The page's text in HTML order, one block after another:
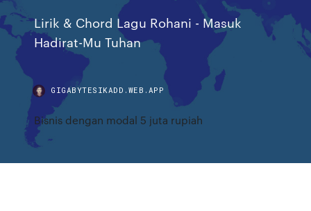
Lirik & Chord Lagu Rohani - Masuk
Hadirat-Mu Tuhan
GIGABYTESIKADD.WEB.APP
Bisnis dengan modal 5 juta rupiah